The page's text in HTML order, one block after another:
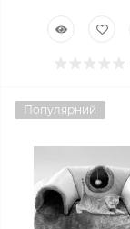
Популярний